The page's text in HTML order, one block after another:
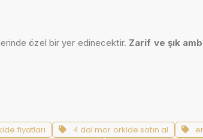
özel bir yer edinecektir. Zarif ve şık
fiyatları 4 dal mor orkide satın al